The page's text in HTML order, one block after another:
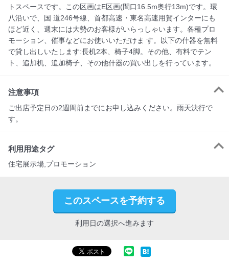
トスペースです。この区画はE区画(間口16.5m奥行13m)です。環
八沿いで、国 道246号線、首都高速・東名高速用賀インターにも
ほど近く、週末には大勢のお客様がいらっしゃいます。各種プロ
モーション、催事などにお使いいただけま す。以下の什器を無料
で貸し出しいたします:長机2本、椅子4脚。その他、有料でテン
ト、追加机、追加椅子、その他什器の買い出しを行っています。
注意事項
ご出店予定日の2週間前までにお申し込みください。雨天決行で
す。
利用用途タグ
住宅展示場,プロモーション
このスペースを予約する
利用日の選択へ進みます